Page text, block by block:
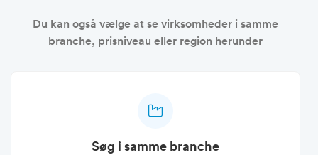
Du kan også vælge at se virksomheder i samme
branche, prisniveau eller region herunder
Søg i samme branche